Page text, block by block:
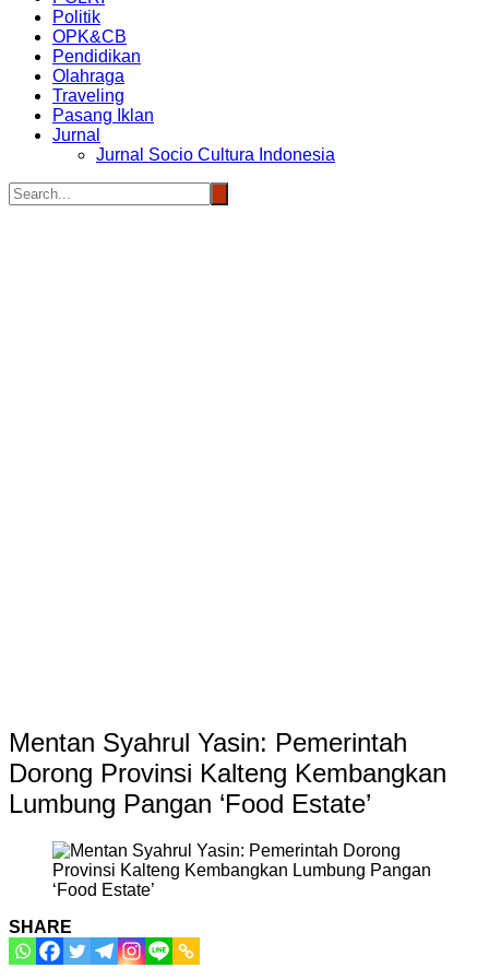
Politik
OPK&CB
Pendidikan
Olahraga
Traveling
Pasang Iklan
Jurnal
Jurnal Socio Cultura Indonesia
Mentan Syahrul Yasin: Pemerintah
Dorong Provinsi Kalteng Kembangkan
Lumbung Pangan ‘Food Estate’
SHARE